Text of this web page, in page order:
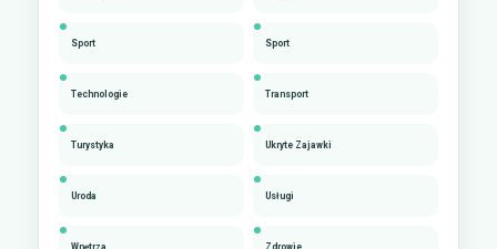
Sport Sport
Technologie Transport
Turystyka Ukryte Zajawki
Uroda Usługi